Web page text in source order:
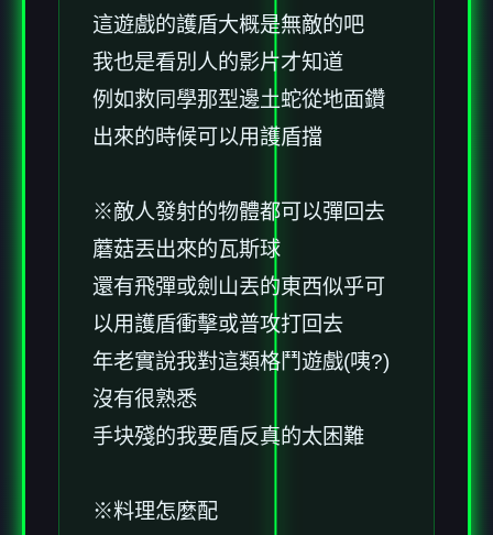
這遊戲的護盾大概是無敵的吧
我也是看別人的影片才知道
例如救同學那型邊土蛇從地面鑽
出來的時候可以用護盾擋
※敵人發射的物體都可以彈回去
蘑菇丟出來的瓦斯球
還有飛彈或劍山丟的東西似乎可
以用護盾衝擊或普攻打回去
年老實說我對這類格鬥遊戲(咦?)
沒有很熟悉
手块殘的我要盾反真的太困難
※料理怎麼配